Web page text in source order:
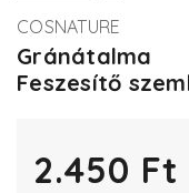
COSNATURE
Gránátalma
Feszesítő
2.450 Ft